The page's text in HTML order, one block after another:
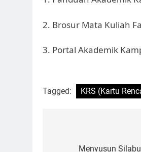
2. Brosur Mata Kuliah
3. Portal Akademik
Tagged: KRS (Kartu
Menyusun